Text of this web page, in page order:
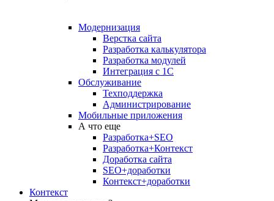
Модернизация
Верстка сайта
Разработка калькулятора
Разработка модулей
Интеграция с 1С
Обслуживание
Техподдержка
Администрирование
Мобильные приложения
А что еще
Разработка+SEO
Разработка+Контекст
Доработка сайта
SEO+доработки
Контекст+доработки
Контекст